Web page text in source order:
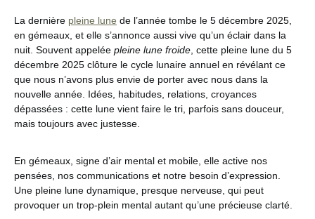
La dernière pleine lune de l’année tombe le 5 décembre 2025,
en gémeaux, et elle s’annonce aussi vive qu’un éclair dans la
nuit. Souvent appelée pleine lune froide, cette pleine lune du 5
décembre 2025 clôture le cycle lunaire annuel en révélant ce
que nous n’avons plus envie de porter avec nous dans la
nouvelle année. Idées, habitudes, relations, croyances
dépassées : cette lune vient faire le tri, parfois sans douceur,
mais toujours avec justesse.
En gémeaux, signe d’air mental et mobile, elle active nos
pensées, nos communications et notre besoin d’expression.
Une pleine lune dynamique, presque nerveuse, qui peut
provoquer un trop-plein mental autant qu’une précieuse clarté.